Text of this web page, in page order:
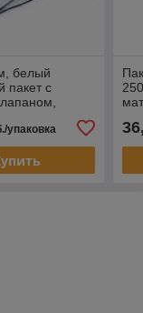
белый
пакет с
упаковка